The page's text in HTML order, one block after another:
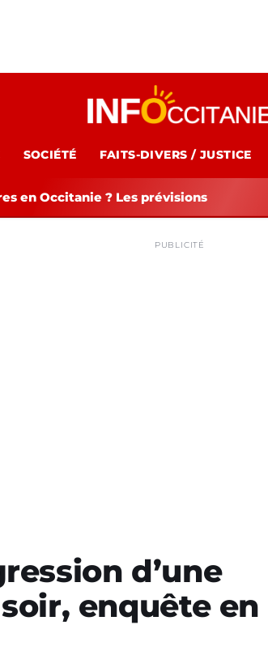
SOCIÉTÉ FAITS-DIVERS / JUSTICE
en Occitanie ? Les prévisions
PUBLICITÉ
d’une
enquête en